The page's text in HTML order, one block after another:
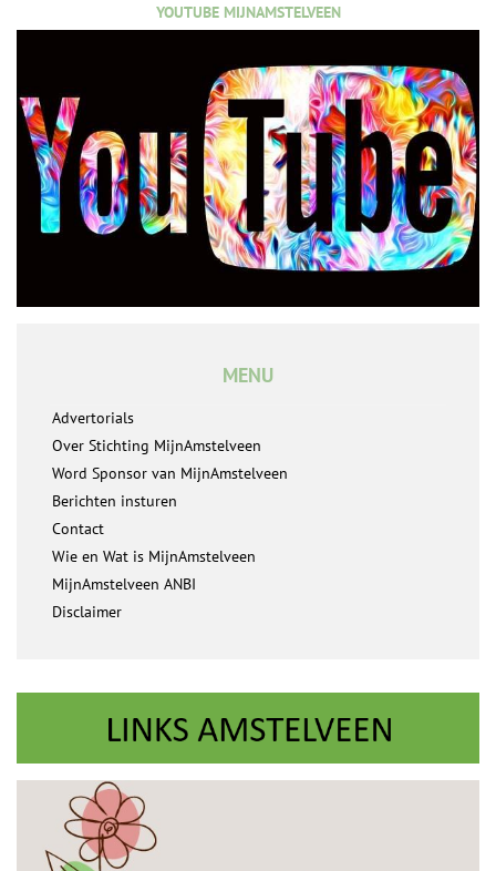
YOUTUBE MIJNAMSTELVEEN
MENU
Advertorials
Over Stichting MijnAmstelveen
Word Sponsor van MijnAmstelveen
Berichten insturen
Contact
Wie en Wat is MijnAmstelveen
MijnAmstelveen ANBI
Disclaimer